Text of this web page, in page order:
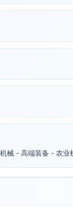
械 - 高端装备 - 农业